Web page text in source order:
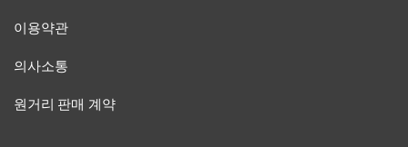
이용약관
의사소통
원거리 판매 계약